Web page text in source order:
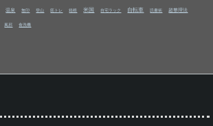
温泉 無印 登山 筋トレ 箱根 米国 自宅ラック 自転車 読書術 超整理法
風邪 食洗機